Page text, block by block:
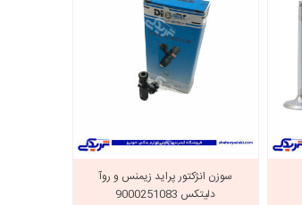
سوزن انژکتور پراید زیمنس و روآ
دلیتکس 9000251083